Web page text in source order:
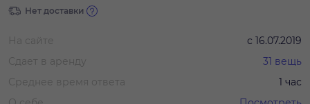
Нет доставки
На сайте с 16.07.2019
Сдает в аренду
31 вещь
Среднее время ответа
1 час